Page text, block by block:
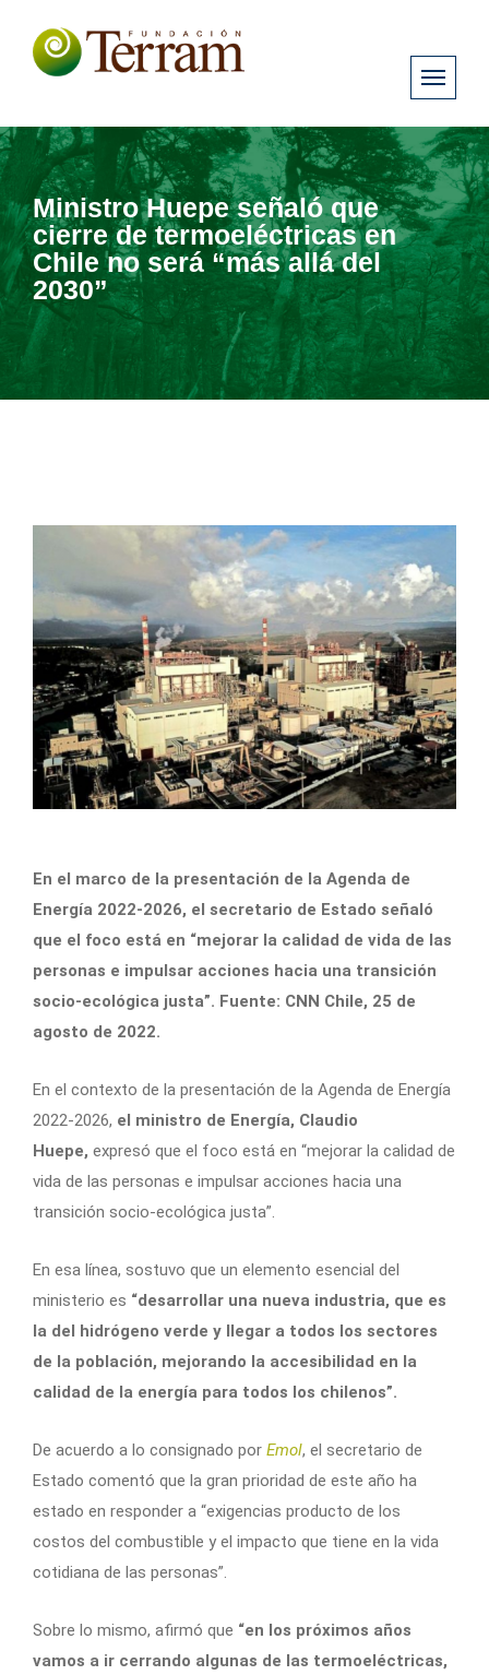
Ministro Huepe señaló que
cierre de termoeléctricas en
Chile no será “más allá del
2030”
En el marco de la presentación de la Agenda de
Energía 2022-2026, el secretario de Estado señaló
que el foco está en “mejorar la calidad de vida de las
personas e impulsar acciones hacia una transición
socio-ecológica justa”. Fuente: CNN Chile, 25 de
agosto de 2022.
En el contexto de la presentación de la Agenda de Energía
2022-2026, el ministro de Energía, Claudio
Huepe, expresó que el foco está en “mejorar la calidad de
vida de las personas e impulsar acciones hacia una
transición socio-ecológica justa”.
En esa línea, sostuvo que un elemento esencial del
ministerio es “desarrollar una nueva industria, que es
la del hidrógeno verde y llegar a todos los sectores
de la población, mejorando la accesibilidad en la
calidad de la energía para todos los chilenos”.
De acuerdo a lo consignado por Emol, el secretario de
Estado comentó que la gran prioridad de este año ha
estado en responder a “exigencias producto de los
costos del combustible y el impacto que tiene en la vida
cotidiana de las personas”.
Sobre lo mismo, afirmó que “en los próximos años
vamos a ir cerrando algunas de las termoeléctricas,